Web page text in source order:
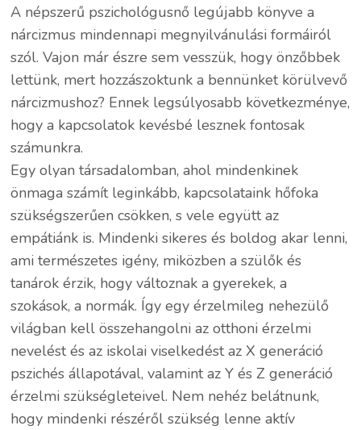
A népszerű pszichológusnő legújabb könyve a
nárcizmus mindennapi megnyilvánulási formáiról
szól. Vajon már észre sem vesszük, hogy önzőbbek
lettünk, mert hozzászoktunk a bennünket körülvevő
nárcizmushoz? Ennek legsúlyosabb következménye,
hogy a kapcsolatok kevésbé lesznek fontosak
számunkra.
Egy olyan társadalomban, ahol mindenkinek
önmaga számít leginkább, kapcsolataink hőfoka
szükségszerűen csökken, s vele együtt az
empátiánk is. Mindenki sikeres és boldog akar lenni,
ami természetes igény, miközben a szülők és
tanárok érzik, hogy változnak a gyerekek, a
szokások, a normák. Így egy érzelmileg nehezülő
világban kell összehangolni az otthoni érzelmi
nevelést és az iskolai viselkedést az X generáció
pszichés állapotával, valamint az Y és Z generáció
érzelmi szükségleteivel. Nem nehéz belátnunk,
hogy mindenki részéről szükség lenne aktív